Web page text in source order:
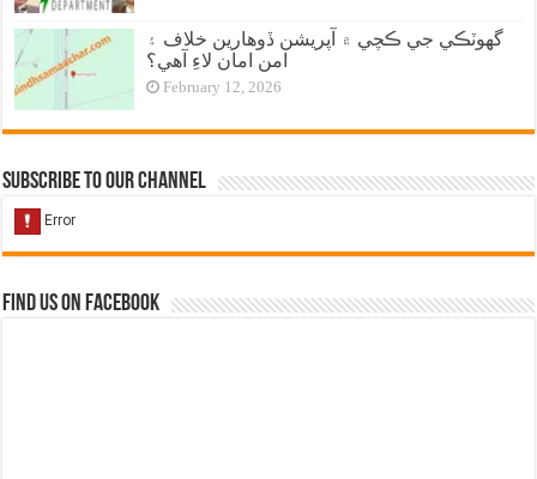
گهوٽڪي جي ڪچي ۾ آپريشن ڏوهارين خلاف ۽
امن امان لاءِ آهي؟
February 12, 2026
Subscribe to our Channel
Find us on Facebook